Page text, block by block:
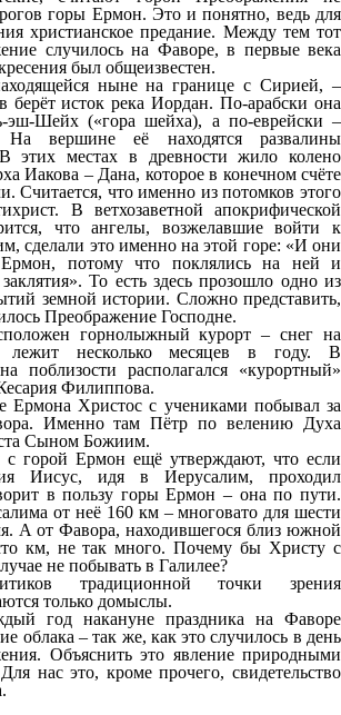
горы Ермон. Это и понятно, ведь для
христианское предание. Между тем тот
случилось на Фаворе, в первые века
был общеизвестен.
ныне на границе с Сирией, –
берёт исток река Иордан. По-арабски она
эш-Шейх («гора шейха), а по-еврейски –
На вершине её находятся развалины
этих местах в древности жило колено
Иакова – Дана, которое в конечном счёте
Считается, что именно из потомков этого
В ветхозаветной апокрифической
что ангелы, возжелавшие войти к
сделали это именно на этой горе: «И они
потому что поклялись на ней и
То есть здесь прозошло одно из
земной истории. Сложно представить,
Преображение Господне.
горнолыжный курорт – снег на
лежит несколько месяцев в году. В
поблизости располагался «курортный»
Филиппова.
Ермона Христос с учениками побывал за
Именно там Пётр по велению Духа
Сыном Божиим.
с горой Ермон ещё утверждают, что если
Иисус, идя в Иерусалим, проходил
в пользу горы Ермон – она по пути.
от неё 160 км – многовато для шести
А от Фавора, находившегося близ южной
км, не так много. Почему бы Христу с
не побывать в Галилее?
традиционной точки зрения
только домыслы.
год накануне праздника на Фаворе
облака – так же, как это случилось в день
Объяснить это явление природными
нас это, кроме прочего, свидетельство